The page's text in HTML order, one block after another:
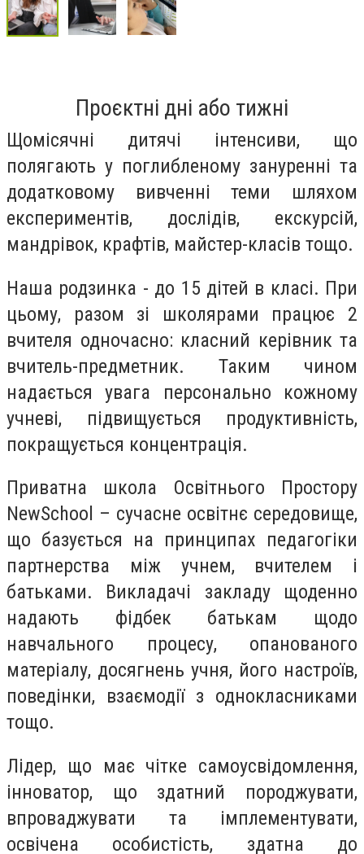
Проєктні дні або тижні
Щомісячні дитячі інтенсиви, що
полягають у поглибленому зануренні та
додатковому вивченні теми шляхом
експериментів, дослідів, екскурсій,
мандрівок, крафтів, майстер-класів тощо.
Наша родзинка - до 15 дітей в класі. При
цьому, разом зі школярами працює 2
вчителя одночасно: класний керівник та
вчитель-предметник. Таким чином
надається увага персонально кожному
учневі, підвищується продуктивність,
покращується концентрація.
Приватна школа Освітнього Простору
NewSchool – сучасне освітнє середовище,
що базується на принципах педагогіки
партнерства між учнем, вчителем і
батьками. Викладачі закладу щоденно
надають фідбек батькам щодо
навчального процесу, опанованого
матеріалу, досягнень учня, його настроїв,
поведінки, взаємодії з однокласниками
тощо.
Лідер, що має чітке самоусвідомлення,
інноватор, що здатний породжувати,
впроваджувати та імплементувати,
освічена особистість, здатна до